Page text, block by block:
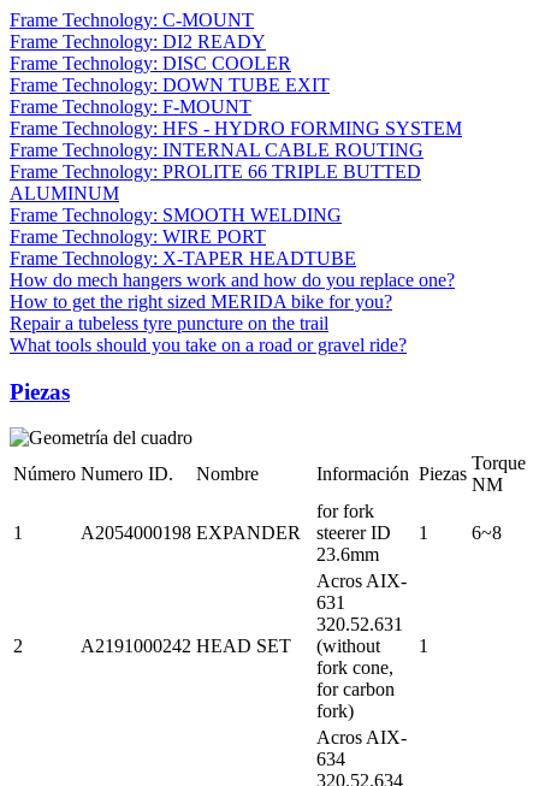
Frame Technology: C-MOUNT
Frame Technology: DI2 READY
Frame Technology: DISC COOLER
Frame Technology: DOWN TUBE EXIT
Frame Technology: F-MOUNT
Frame Technology: HFS - HYDRO FORMING SYSTEM
Frame Technology: INTERNAL CABLE ROUTING
Frame Technology: PROLITE 66 TRIPLE BUTTED
ALUMINUM
Frame Technology: SMOOTH WELDING
Frame Technology: WIRE PORT
Frame Technology: X-TAPER HEADTUBE
How do mech hangers work and how do you replace one?
How to get the right sized MERIDA bike for you?
Repair a tubeless tyre puncture on the trail
What tools should you take on a road or gravel ride?
Piezas
Número Numero ID. Nombre Información Piezas
Torque
NM
1 A2054000198 EXPANDER
for fork
steerer ID
23.6mm
1 6~8
2 A2191000242 HEAD SET
Acros AIX-
631
320.52.631
(without
fork cone,
for carbon
fork)
1
Acros AIX-
634
320.52.634